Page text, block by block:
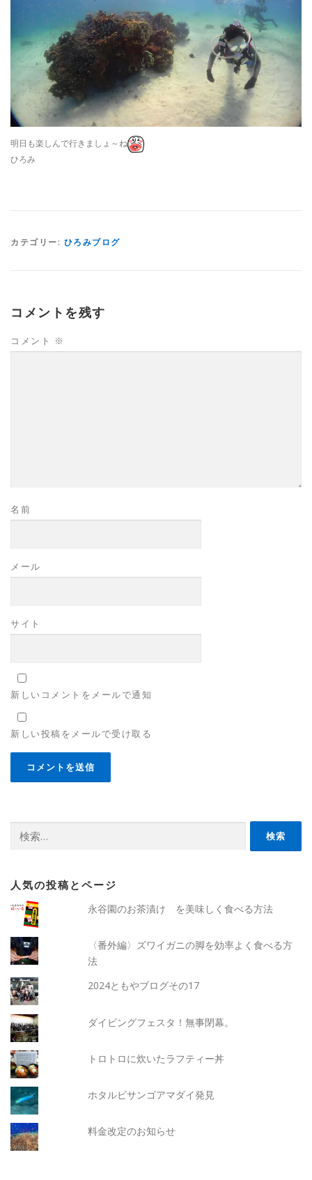
明日も楽しんで行きましょ～ね
ひろみ
カテゴリー: ひろみブログ
コメントを残す
コメント ※
名前
メール
サイト
新しいコメントをメールで通知
新しい投稿をメールで受け取る
索:
人気の投稿とページ
永谷園のお茶漬け を美味しく食べる方法
〈番外編〉ズワイガニの脚を効率よく食べる方
法
2024ともやブログその17
ダイビングフェスタ！無事閉幕。
トロトロに炊いたラフティー丼
ホタルビサンゴアマダイ発見
料金改定のお知らせ